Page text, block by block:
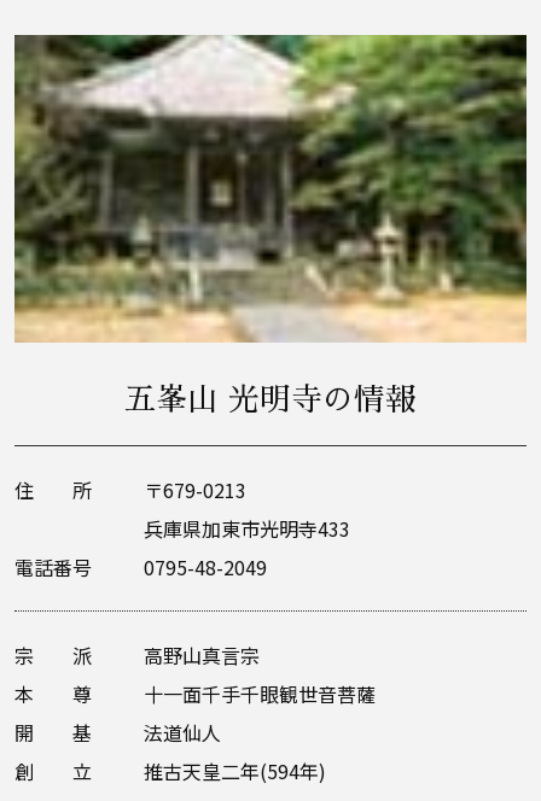
五峯山 光明寺の情報
住 所
〒679-0213
兵庫県加東市光明寺433
電話番号
0795-48-2049
宗 派
高野山真言宗
本 尊
十一面千手千眼観世音菩薩
開 基
法道仙人
創 立
推古天皇二年(594年)